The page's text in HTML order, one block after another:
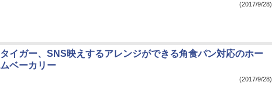
(2017/9/28)
タイガー、SNS映えするアレンジができる角食パン対応のホー
ムベーカリー
(2017/9/28)